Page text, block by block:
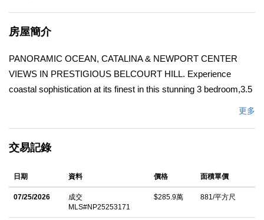
房屋簡介
PANORAMIC OCEAN, CATALINA & NEWPORT CENTER
VIEWS IN PRESTIGIOUS BELCOURT HILL. Experience
coastal sophistication at its finest in this stunning 3 bedroom,3.5
views of Palos Verdes, Catalina Island, Newport Center.
lifestyle. The generous floor plan is enhanced by the
convenience of having the Primary bedroom with ensuite bath,
walk in closet, tranquil sitting area, custom fireplace and built-in
更多
交易記錄
日期 資料 價格 面積單價
07/25/2026
成交
MLS#NP25253171
$285.9萬 881/平方尺